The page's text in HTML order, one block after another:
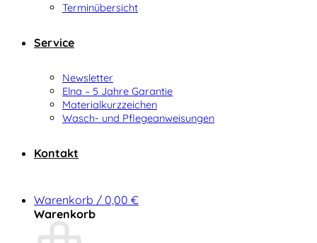
Terminübersicht
Service
Newsletter
Elna – 5 Jahre Garantie
Materialkurzzeichen
Wasch- und Pflegeanweisungen
Kontakt
Warenkorb / 0,00 €
Warenkorb